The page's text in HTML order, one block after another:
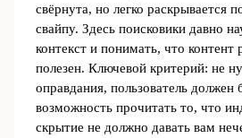
свёрнута, но легко раскрывается
свайпу. Здесь поисковики давно
контекст и понимать, что контент
полезен. Ключевой критерий: не
оправдания, пользователь должен
возможность прочитать то, что
скрытие не должно давать вам